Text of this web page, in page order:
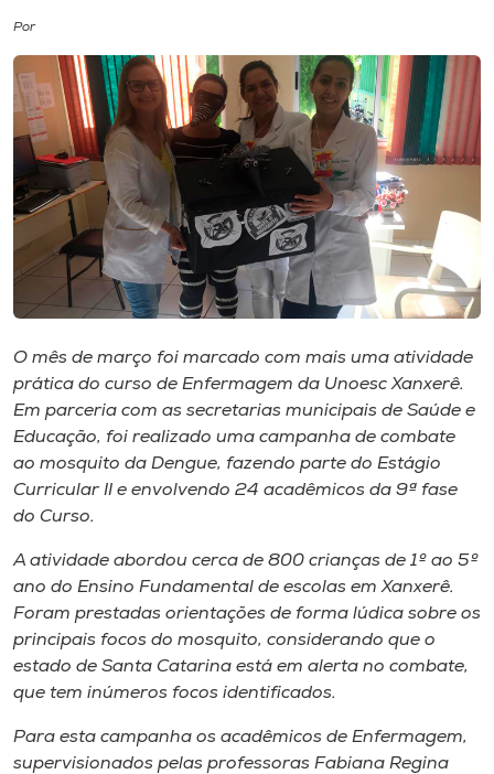
Cultura
CPA
Biblioteca
Editora
Rádio
Museu
Unoesc
Store
Selecione
o idioma
A+
Por
O mês de março foi marcado com mais uma atividade
prática do curso de Enfermagem da Unoesc Xanxerê.
Em parceria com as secretarias municipais de Saúde e
Educação, foi realizado uma campanha de combate
ao mosquito da Dengue, fazendo parte do Estágio
Curricular II e envolvendo 24 acadêmicos da 9ª fase
do Curso.
A atividade abordou cerca de 800 crianças de 1º ao 5º
ano do Ensino Fundamental de escolas em Xanxerê.
Foram prestadas orientações de forma lúdica sobre os
principais focos do mosquito, considerando que o
estado de Santa Catarina está em alerta no combate,
que tem inúmeros focos identificados.
Para esta campanha os acadêmicos de Enfermagem,
supervisionados pelas professoras Fabiana Regina